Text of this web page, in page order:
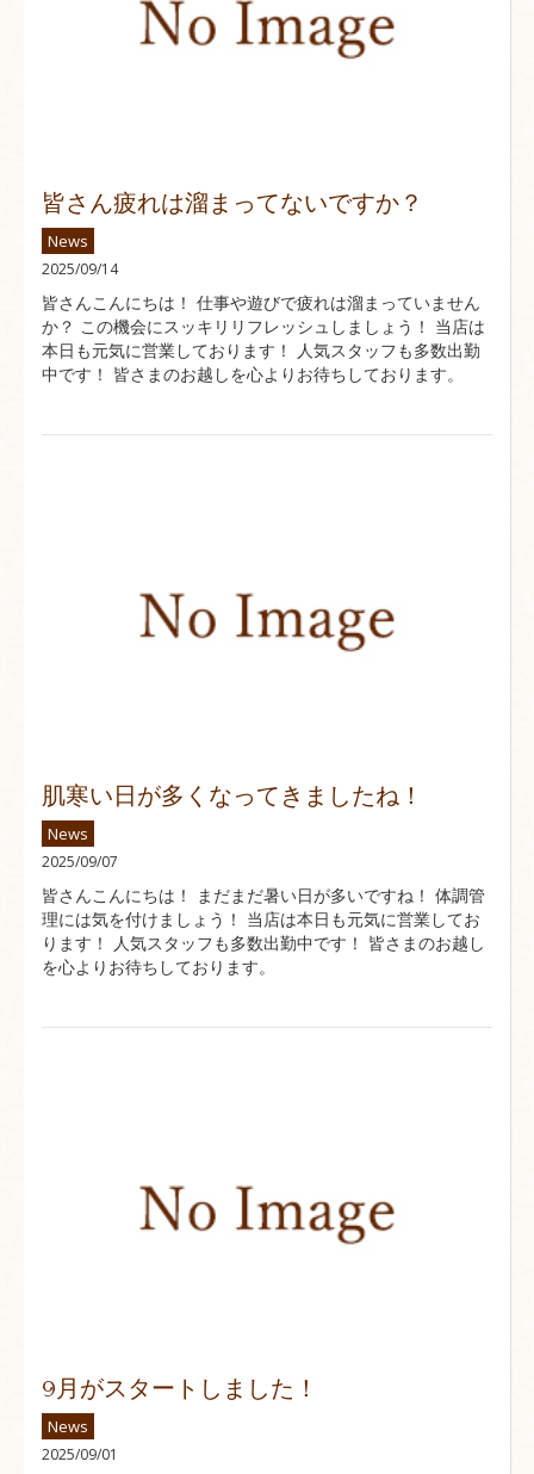
皆さん疲れは溜まってないですか？
News
2025/09/14
皆さんこんにちは！ 仕事や遊びで疲れは溜まっていません
か？ この機会にスッキリリフレッシュしましょう！ 当店は
本日も元気に営業しております！ 人気スタッフも多数出勤
中です！ 皆さまのお越しを心よりお待ちしております。
肌寒い日が多くなってきましたね！
News
2025/09/07
皆さんこんにちは！ まだまだ暑い日が多いですね！ 体調管
理には気を付けましょう！ 当店は本日も元気に営業してお
ります！ 人気スタッフも多数出勤中です！ 皆さまのお越し
を心よりお待ちしております。
9月がスタートしました！
News
2025/09/01